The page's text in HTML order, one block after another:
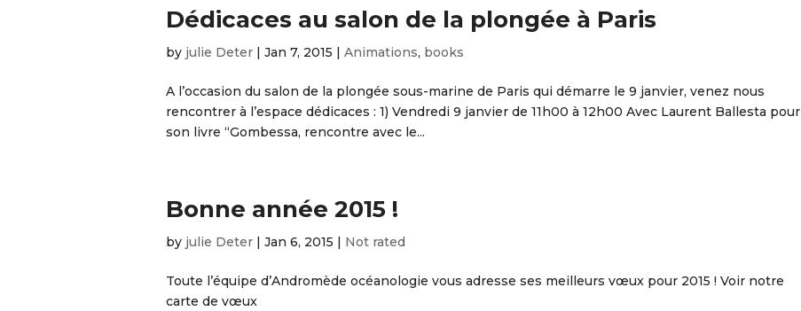
Dédicaces au salon de la plongée à Paris
by julie Deter | Jan 7, 2015 | Animations, books
A l’occasion du salon de la plongée sous-marine de Paris qui démarre le 9 janvier, venez nous
rencontrer à l’espace dédicaces : 1) Vendredi 9 janvier de 11h00 à 12h00 Avec Laurent Ballesta pour
son livre “Gombessa, rencontre avec le...
Bonne année 2015 !
by julie Deter | Jan 6, 2015 | Not rated
Toute l’équipe d’Andromède océanologie vous adresse ses meilleurs vœux pour 2015 ! Voir notre
carte de vœux